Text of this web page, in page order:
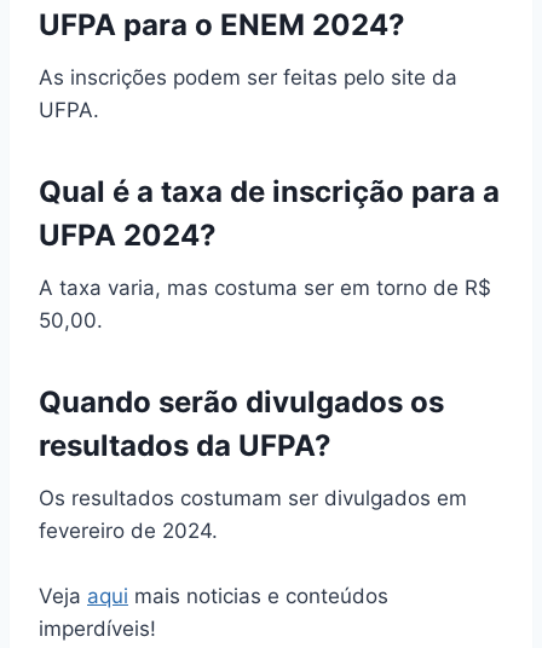
UFPA para o ENEM 2024?
As inscrições podem ser feitas pelo site da
UFPA.
Qual é a taxa de inscrição para a
UFPA 2024?
A taxa varia, mas costuma ser em torno de R$
50,00.
Quando serão divulgados os
resultados da UFPA?
Os resultados costumam ser divulgados em
fevereiro de 2024.
Veja aqui mais noticias e conteúdos
imperdíveis!